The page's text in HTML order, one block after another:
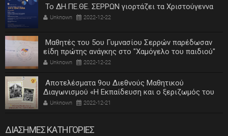
Το ΔΗ.ΠΕ.ΘΕ. ΣΕΡΡΩΝ γιορτάζει τα Χριστούγεννα
Unknown 2022-12-22
Μαθητές του 5ου Γυμνασίου Σερρών παρέδωσαν
είδη πρώτης ανάγκης στο "Χαμόγελο του παιδιού"
Unknown 2022-12-22
Αποτελέσματα 9ου Διεθνούς Μαθητικού
Διαγωνισμού «Η Εκπαίδευση και ο ξεριζωμός του
ελληνισμού»
Unknown 2022-12-21
ΔΙΑΣΗΜΕΣ ΚΑΤΗΓΟΡΙΕΣ